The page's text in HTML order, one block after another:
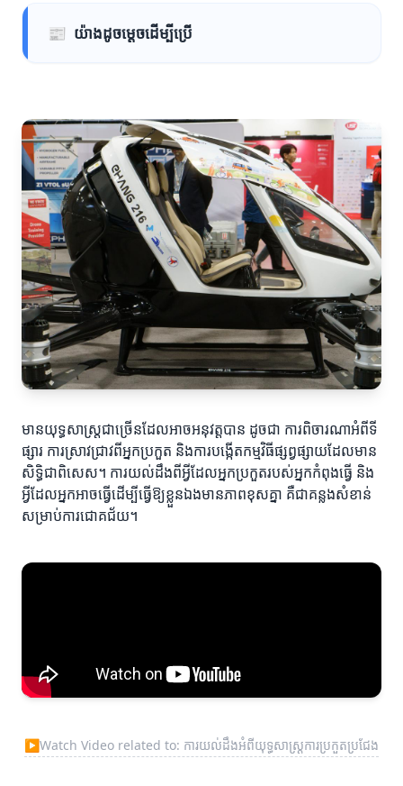
📰 យ៉ាងដូចម្តេចដើម្បីប្រើ
មានយុទ្ធសាស្ត្រជាច្រើនដែលអាចអនុវត្តបាន ដូចជា ការពិចារណាអំពីទី
ផ្សារ ការស្រាវជ្រាវពីអ្នកប្រកួត និងការបង្កើតកម្មវិធីផ្សព្វផ្សាយដែលមាន
សិទ្ធិជាពិសេស។ ការយល់ដឹងពីអ្វីដែលអ្នកប្រកួតរបស់អ្នកកំពុងធ្វើ និង
អ្វីដែល​អ្នកអាចធ្វើដើម្បីធ្វើឱ្យខ្លួនឯងមានភាពខុសគ្នា គឺជាគន្លងសំខាន់
សម្រាប់ការជោគជ័យ។
▶Watch Video related to: ការយល់ដឹងអំពីយុទ្ធសាស្ត្រ​ការប្រកួតប្រជែង